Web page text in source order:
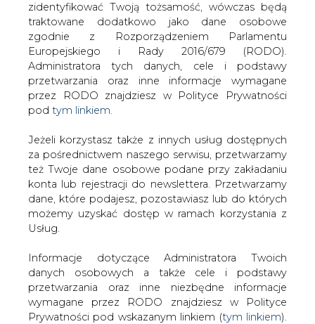
WŁĄCZ CIRE.TV
zidentyfikować Twoją tożsamość, wówczas będą
traktowane dodatkowo jako dane osobowe
zgodnie z Rozporządzeniem Parlamentu
Europejskiego i Rady 2016/679 (RODO).
Administratora tych danych, cele i podstawy
przetwarzania oraz inne informacje wymagane
przez RODO znajdziesz w Polityce Prywatności
pod tym linkiem.
Jeżeli korzystasz także z innych usług dostępnych
za pośrednictwem naszego serwisu, przetwarzamy
też Twoje dane osobowe podane przy zakładaniu
konta lub rejestracji do newslettera. Przetwarzamy
dane, które podajesz, pozostawiasz lub do których
możemy uzyskać dostęp w ramach korzystania z
Usług.
Informacje dotyczące Administratora Twoich
danych osobowych a także cele i podstawy
przetwarzania oraz inne niezbędne informacje
wymagane przez RODO znajdziesz w Polityce
Prywatności pod wskazanym linkiem (tym linkiem).
Strona główna RYNEK PALIW
Orlen pozwoli zarobić
Francuzom
2006-11-24 00:00
skomentuj
udostępnij: